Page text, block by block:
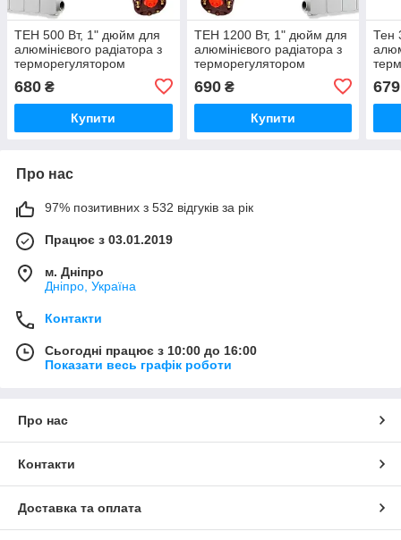
ТЕН 500 Вт, 1" дюйм для
алюмінієвого радіатора з
терморегулятором
680 ₴
Купити
ТЕН 1200 Вт, 1" дюйм для
алюмінієвого радіатора з
терморегулятором
690₴
Купити
Тен
679
Про нас
97% позитивних з 532 відгуків за рік
Працює з 03.01.2019
м. Дніпро
Дніпро, Україна
Контакти
Сьогодні працює з 10:00 до 16:00
Показати весь графік роботи
Про нас
Контакти
Доставка та оплата